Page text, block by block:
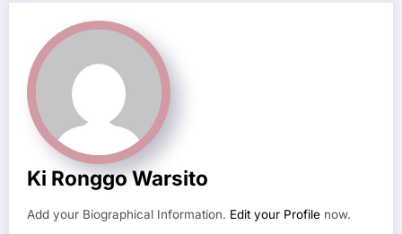
Ki Ronggo Warsito
Add your Biographical Information. Edit your Profile now.